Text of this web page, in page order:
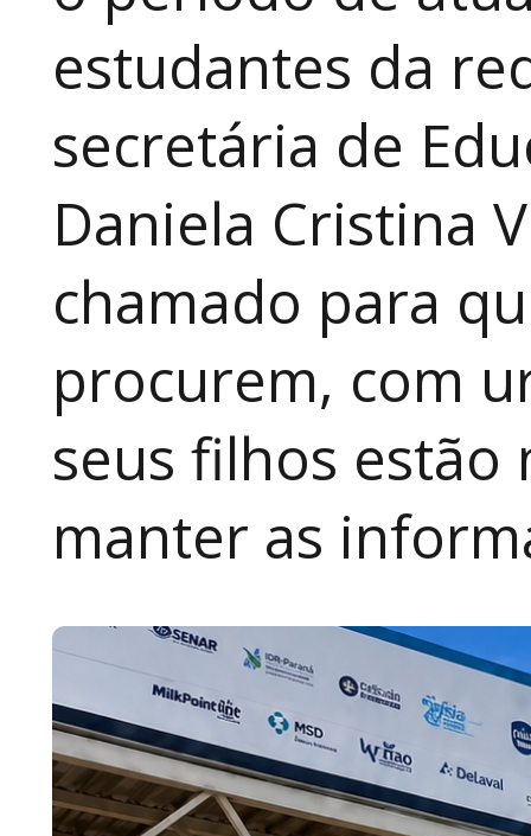
estudantes da
secretária de
Daniela Cristina
chamado para
procurem, com
seus filhos
manter as